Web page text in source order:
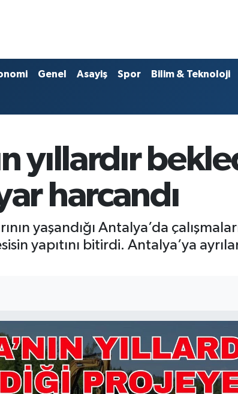
Genel Asayiş Spor Bilim & Teknoloji
yıllardır
harcandı
yaşandığı Antalya’da
yapıtını bitirdi. Antalya’ya